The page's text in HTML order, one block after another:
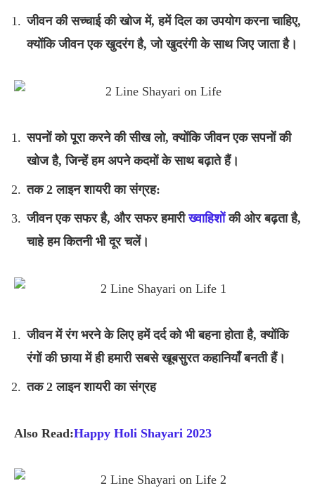
जीवन की सच्चाई की खोज में, हमें दिल का उपयोग करना चाहिए,
क्योंकि जीवन एक खुदरंग है, जो खुदरंगी के साथ जिए जाता है।
सपनों को पूरा करने की सीख लो, क्योंकि जीवन एक सपनों की
खोज है, जिन्हें हम अपने कदमों के साथ बढ़ाते हैं।
तक 2 लाइन शायरी का संग्रह:
जीवन एक सफर है, और सफर हमारीख्वाहिशोंकी ओर बढ़ता है,
चाहे हम कितनी भी दूर चलें।
जीवन में रंग भरने के लिए हमें दर्द को भी बहना होता है, क्योंकि
रंगों की छाया में ही हमारी सबसे खूबसुरत कहानियाँ बनती हैं।
तक 2 लाइन शायरी का संग्रह
Also Read:Happy Holi Shayari 2023